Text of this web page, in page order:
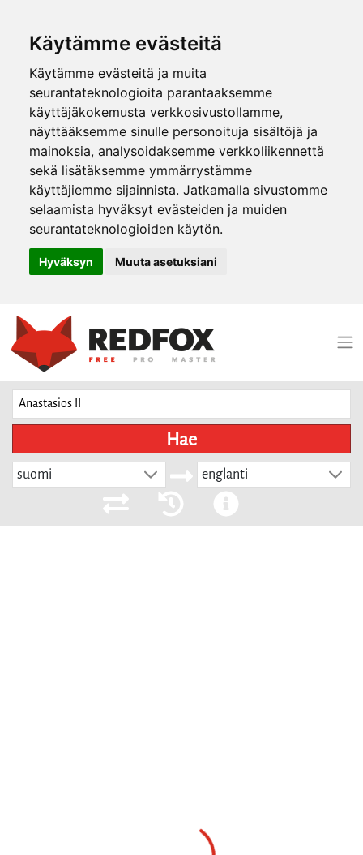
Käytämme evästeitä
Käytämme evästeitä ja muita
seurantateknologioita parantaaksemme
käyttäjäkokemusta verkkosivustollamme,
näyttääksemme sinulle personoituja sisältöjä ja
mainoksia, analysoidaksemme verkkoliikennettä
sekä lisätäksemme ymmärrystämme
käyttäjiemme sijainnista. Jatkamalla sivustomme
selaamista hyväksyt evästeiden ja muiden
seurantateknologioiden käytön.
Hyväksyn Muuta asetuksiani
Hae
suomi englanti